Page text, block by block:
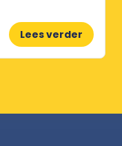
Lees verder